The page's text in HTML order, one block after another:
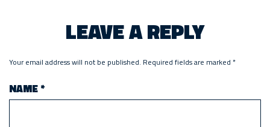
LEAVE A REPLY
Your email address will not be published. Required fields are marked *
NAME*